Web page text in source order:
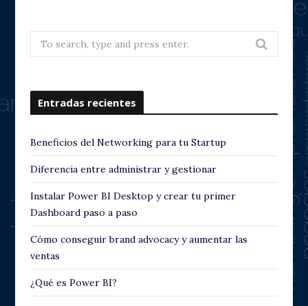
i
u
Search
for:
Entradas recientes
Beneficios del Networking para tu Startup
Diferencia entre administrar y gestionar
Instalar Power BI Desktop y crear tu primer
Dashboard paso a paso
Cómo conseguir brand advocacy y aumentar las
ventas
¿Qué es Power BI?